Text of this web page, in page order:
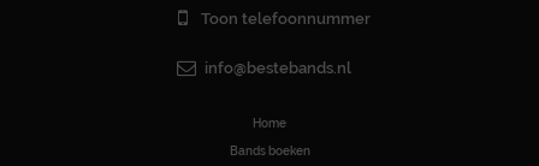
Toon telefoonnummer
info@bestebands.nl
Home
Bands boeken